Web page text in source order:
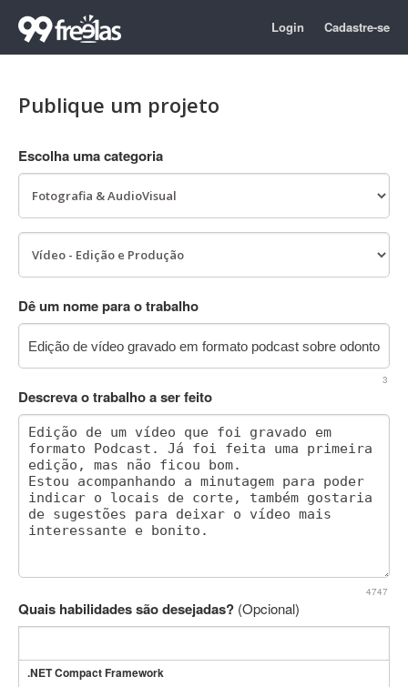
Login Cadastre-se
Publique um projeto
Escolha uma categoria
Dê um nome para o trabalho
3
Descreva o trabalho a ser feito
4747
Quais habilidades são desejadas? (Opcional)
.NET Compact Framework